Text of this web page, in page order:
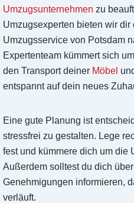
Umzugsunternehmen zu
Umzugsexperten bieten wir
Umzugsservice von Potsdam
Expertenteam kümmert sich
den Transport deiner Möbel
entspannt auf dein neues
Eine gute Planung ist
stressfrei zu gestalten. Lege
fest und kümmere dich um die
Außerdem solltest du dich
Genehmigungen informieren,
verläuft.